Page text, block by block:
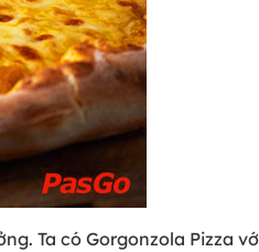
Ta có Gorgonzola Pizza